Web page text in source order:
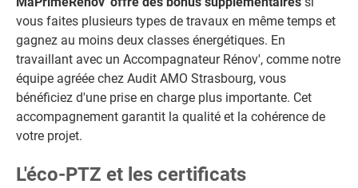
vous faites plusieurs types de travaux en même temps et
gagnez au moins deux classes énergétiques. En
travaillant avec un Accompagnateur Rénov', comme notre
équipe agréée chez Audit AMO Strasbourg, vous
bénéficiez d'une prise en charge plus importante. Cet
accompagnement garantit la qualité et la cohérence de
votre projet.
L'éco-PTZ et les certificats